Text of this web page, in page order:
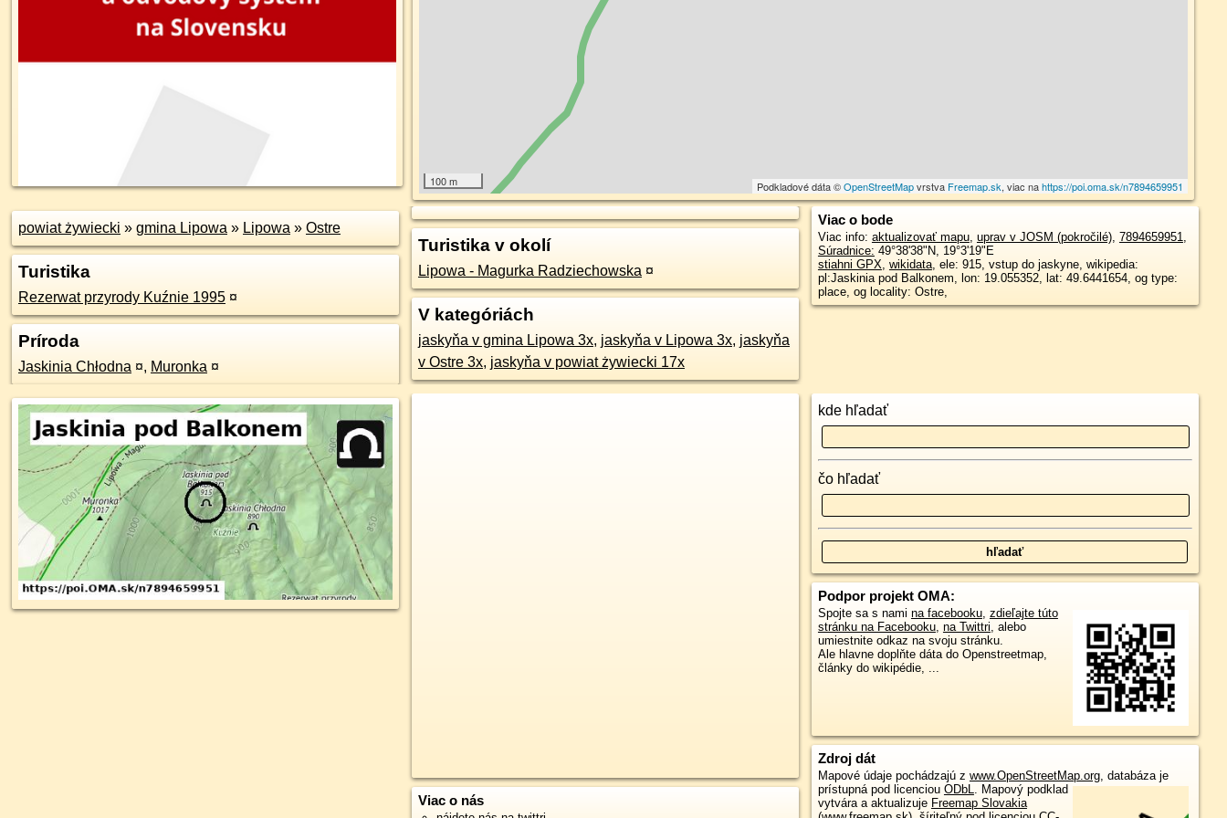
100 m Podkladové dáta ©OpenStreetMapvrstva Freemap.sk, viac nahttps://poi.oma.sk/n7894659951
powiat żywiecki » gmina Lipowa » Lipowa » Ostre
Turistika
Rezerwat przyrody Kuźnie 1995 ¤
Príroda
Jaskinia Chłodna ¤, Muronka ¤
Turistika v okolí
Lipowa - Magurka Radziechowska ¤
V kategóriách
jaskyňa v gmina Lipowa 3x, jaskyňa v Lipowa 3x, jaskyňa
v Ostre 3x, jaskyňa v powiat żywiecki 17x
Viac o bode
Viac info: aktualizovať mapu, uprav v JOSM (pokročilé), 7894659951,
Súradnice: 49°38'38"N, 19°3'19"E
stiahni GPX, wikidata, ele: 915, vstup do jaskyne, wikipedia:
pl:Jaskinia pod Balkonem, lon: 19.055352, lat: 49.6441654, og type:
place, og locality: Ostre,
Viac o nás
kde hľadať
čo hľadať
Podpor projekt OMA:
Spojte sa s nami na facebooku, zdieľajte túto
stránku na Facebooku, na Twittri, alebo
umiestnite odkaz na svoju stránku.
Ale hlavne doplňte dáta do Openstreetmap,
články do wikipédie, ...
Zdroj dát
Mapové údaje pochádzajú z www.OpenStreetMap.org, databáza je
prístupná pod licenciou ODbL. Mapový podklad
vytvára a aktualizuje Freemap Slovakia